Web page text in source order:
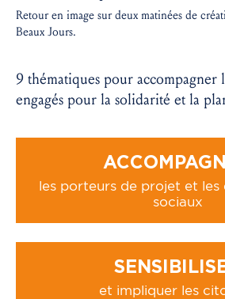
Retour en image sur deux matinées de
Beaux Jours.
9 thématiques pour accompagner
engagés pour la solidarité et la
les porteurs de projet et les
sociaux
et impliquer les